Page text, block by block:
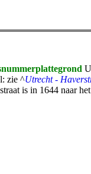
zie ^Utrecht -
is in 1644 naar